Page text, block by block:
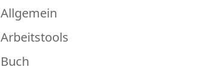
Allgemein
Arbeitstools
Buch